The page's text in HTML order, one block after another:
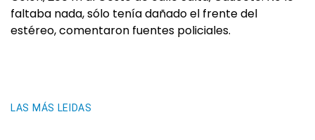
faltaba nada, sólo tenía dañado el frente del
estéreo, comentaron fuentes policiales.
LAS MÁS LEIDAS